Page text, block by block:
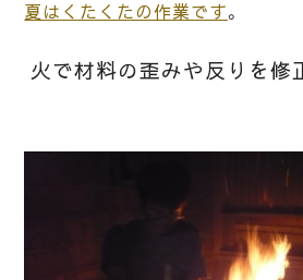
夏はくたくたの作業です。
火で材料の歪みや反りを修